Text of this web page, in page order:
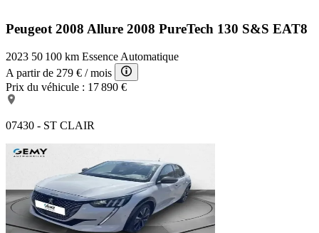
Peugeot 2008 Allure 2008 PureTech 130 S&S EAT8
2023 50 100 km Essence Automatique
A partir de 279 € / mois
Prix du véhicule : 17 890 €
07430 - ST CLAIR